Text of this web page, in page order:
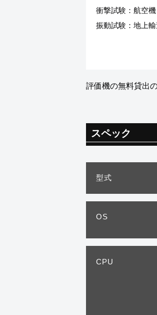
衝撃試験：航空
振動試験：地上
評価機の無料貸出
スペック
型式
OS
CPU